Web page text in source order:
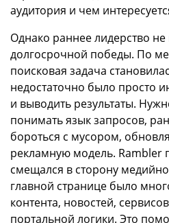
аудитория и чем
Однако раннее лидерство не
долгосрочной победы. По
поисковая задача
недостаточно было просто
и выводить результаты.
понимать язык запросов,
бороться с мусором,
рекламную модель. Rambler
смещался в сторону
главной странице было
контента, новостей,
портальной логики. Это